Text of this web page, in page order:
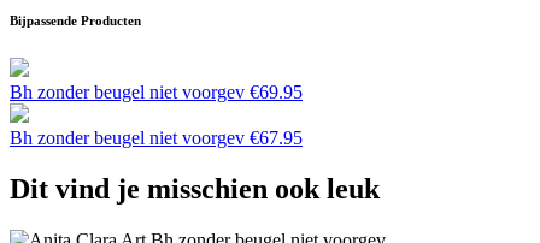
Bijpassende Producten
Bh zonder beugel niet voorgev €69.95
Bh zonder beugel niet voorgev €67.95
Dit vind je misschien ook leuk